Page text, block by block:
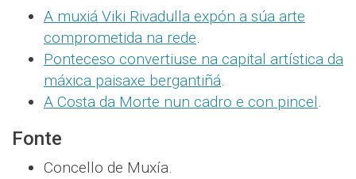
A muxiá Viki Rivadulla expón a súa arte
comprometida na rede.
Ponteceso convertiuse na capital artística da
máxica paisaxe bergantiñá.
A Costa da Morte nun cadro e con pincel.
Fonte
Concello de Muxía.